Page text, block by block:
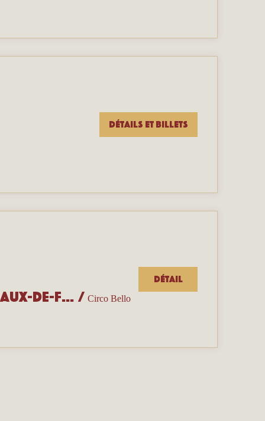
Détails et billets
Portes ouvertes de l’école Circo Bello — La Chaux-de-Fonds /Circo Bello
Détail